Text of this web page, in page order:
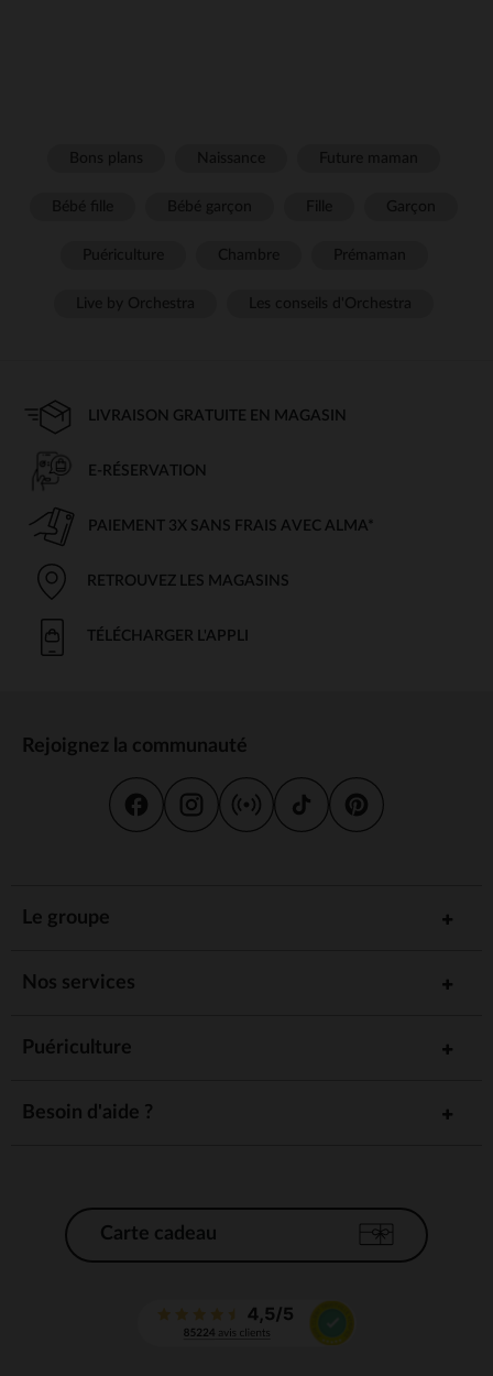
LIVRAISON GRATUITE EN MAGASIN
E-RÉSERVATION
PAIEMENT 3X SANS FRAIS AVEC ALMA*
RETROUVEZ LES MAGASINS
TÉLÉCHARGER L'APPLI
Rejoignez la communauté
Le groupe
Nos services
Puériculture
Besoin d'aide ?
Carte cadeau